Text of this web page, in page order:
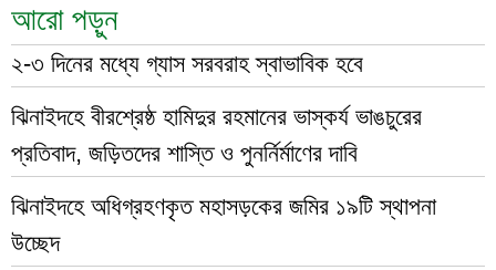
আরো পড়ুন
২-৩ দিনের মধ্যে গ্যাস সরবরাহ স্বাভাবিক হবে
ঝিনাইদহে বীরশ্রেষ্ঠ হামিদুর রহমানের ভাস্কর্য ভাঙচুরের
প্রতিবাদ, জড়িতদের শাস্তি ও পুনর্নির্মাণের দাবি
ঝিনাইদহে অধিগ্রহণকৃত মহাসড়কের জমির ১৯টি স্থাপনা
উচ্ছেদ